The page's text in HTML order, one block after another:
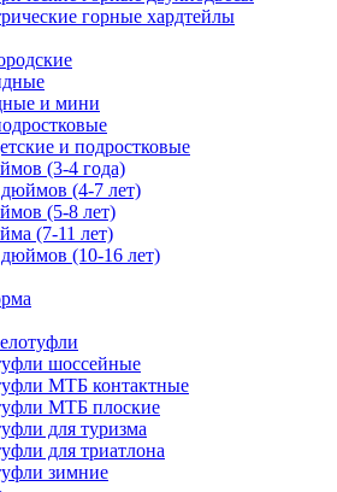
горные хардтейлы
и мини
и подростковые
(3-4 года)
(4-7 лет)
(5-8 лет)
(7-11 лет)
(10-16 лет)
шоссейные
МТБ контактные
МТБ плоские
для туризма
для триатлона
зимние